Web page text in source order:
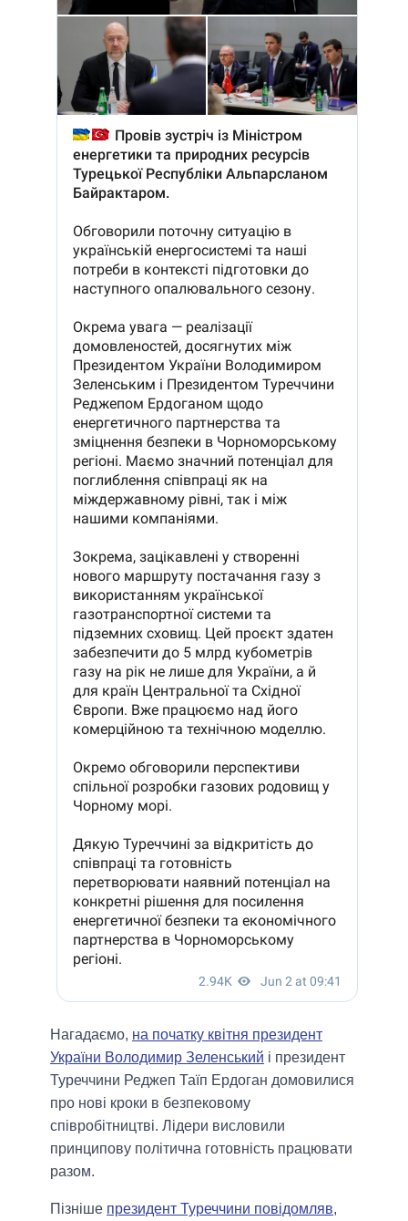
Нагадаємо, на початку квітня президент
України Володимир Зеленський і президент
Туреччини Реджеп Таїп Ердоган домовилися
про нові кроки в безпековому
співробітництві. Лідери висловили
принципову політична готовність працювати
разом.
Пізніше президент Туреччини повідомляв,